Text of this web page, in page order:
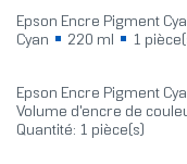
Epson Encre Pigment
Cyan
220 ml 1
Epson Encre Pigment
Volume d'encre de
Quantité: 1 pièce(s)